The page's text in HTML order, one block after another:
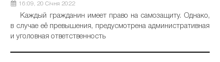
16:09, 20 Січня 2022
Каждый гражданин имеет право на самозащиту. Однако,
в случае её превышения, предусмотрена административная
и уголовная ответственность